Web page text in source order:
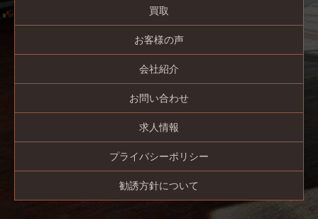
買取
お客様の声
会社紹介
お問い合わせ
求人情報
プライバシーポリシー
勧誘方針について